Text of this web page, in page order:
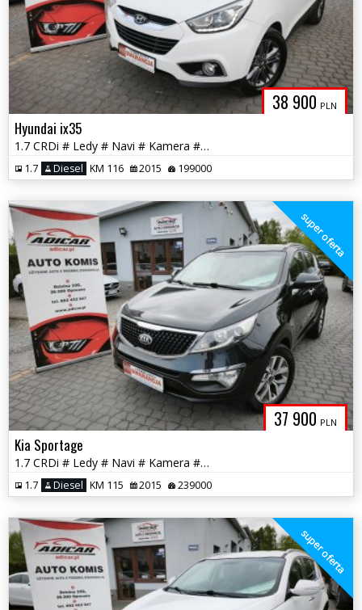
38 900 PLN
Hyundai ix35
1.7 CRDi # Ledy # Navi # Kamera # Felga # PDC # GWARANCJA !!
1.7 Diesel KM 116 2015 199000
37 900 PLN
super oferta
Kia Sportage
1.7 CRDi # Ledy # Navi # Kamera # Skóra # PDC # GWARANCJA !!!
1.7 Diesel KM 115 2015 239000
super oferta